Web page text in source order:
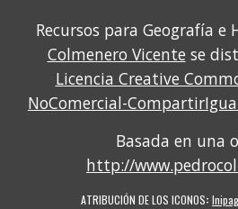
Recursos para Geografía e
Colmenero Vicente se
Licencia Creative
NoComercial-
Basada en una
http://
ATRIBUCIÓN DE LOS ICONOS: